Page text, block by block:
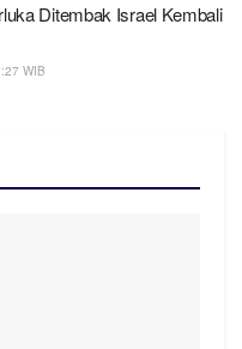
Ditembak Israel Kembali
WIB